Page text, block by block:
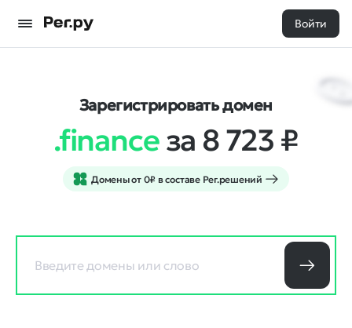
Войти
Зарегистрировать домен
.financeза 8 723 ₽
Домены от 0₽ в составе Рег.решений